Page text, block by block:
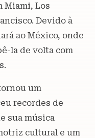
Miami, Los
Devido à
ao México, onde
la de volta com
um
recordes de
sua música
cultural e um